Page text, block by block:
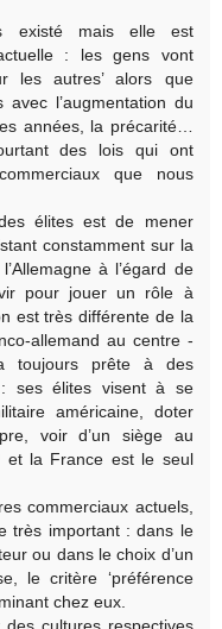
existé mais elle est
: les gens vont
les autres’ alors que
avec l’augmentation du
années, la précarité…
des lois qui ont
que nous
élites est de mener
constamment sur la
à l’égard de
pour jouer un rôle à
est très différente de la
allemand au centre -
toujours prête à des
ses élites visent à se
américaine, doter
voir d’un siège au
et la France est le seul
commerciaux actuels,
très important : dans le
ou dans le choix d’un
le critère ‘préférence
chez eux.